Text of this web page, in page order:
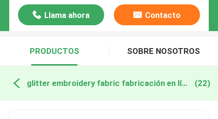
Llama ahora Contacto
PRODUCTOS SOBRE NOSOTROS
glitter embroidery fabric fabricación en línea (22)